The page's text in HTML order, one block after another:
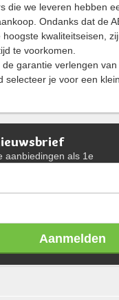
die we leveren hebben
Ondanks dat de
kwaliteitseisen,
te voorkomen.
de garantie verlengen
selecteer je voor een
aanbiedingen als 1e
Aanmelden